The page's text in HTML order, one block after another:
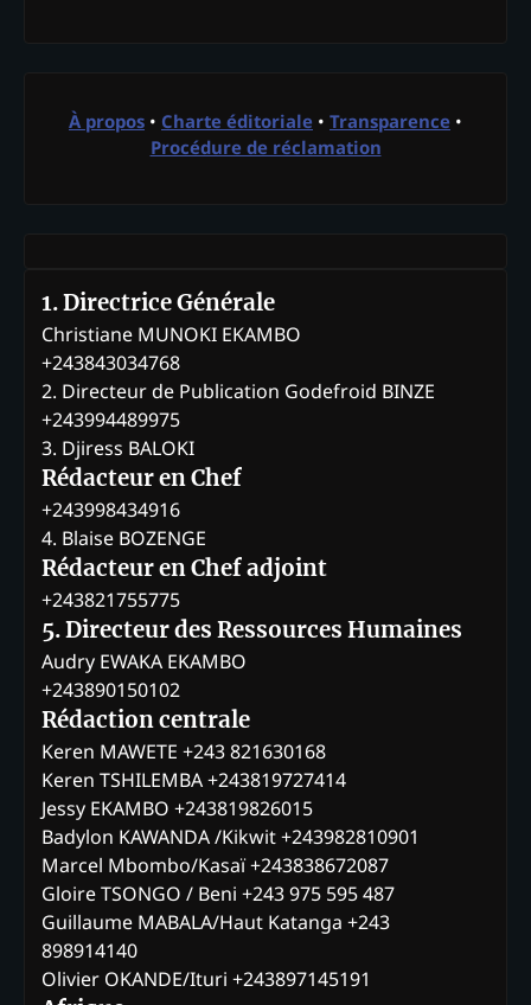
À propos • Charte éditoriale • Transparence •
Procédure de réclamation
1. Directrice Générale
Christiane MUNOKI EKAMBO
+243843034768
2. Directeur de Publication Godefroid BINZE
+243994489975
3. Djiress BALOKI
Rédacteur en Chef
+243998434916
4. Blaise BOZENGE
Rédacteur en Chef adjoint
+243821755775
5. Directeur des Ressources Humaines
Audry EWAKA EKAMBO
+243890150102
Rédaction centrale
Keren MAWETE +243 821630168
Keren TSHILEMBA +243819727414
Jessy EKAMBO +243819826015
Badylon KAWANDA /Kikwit +243982810901
Marcel Mbombo/Kasaï +243838672087
Gloire TSONGO / Beni +243 975 595 487
Guillaume MABALA/Haut Katanga +243
898914140
Olivier OKANDE/Ituri +243897145191